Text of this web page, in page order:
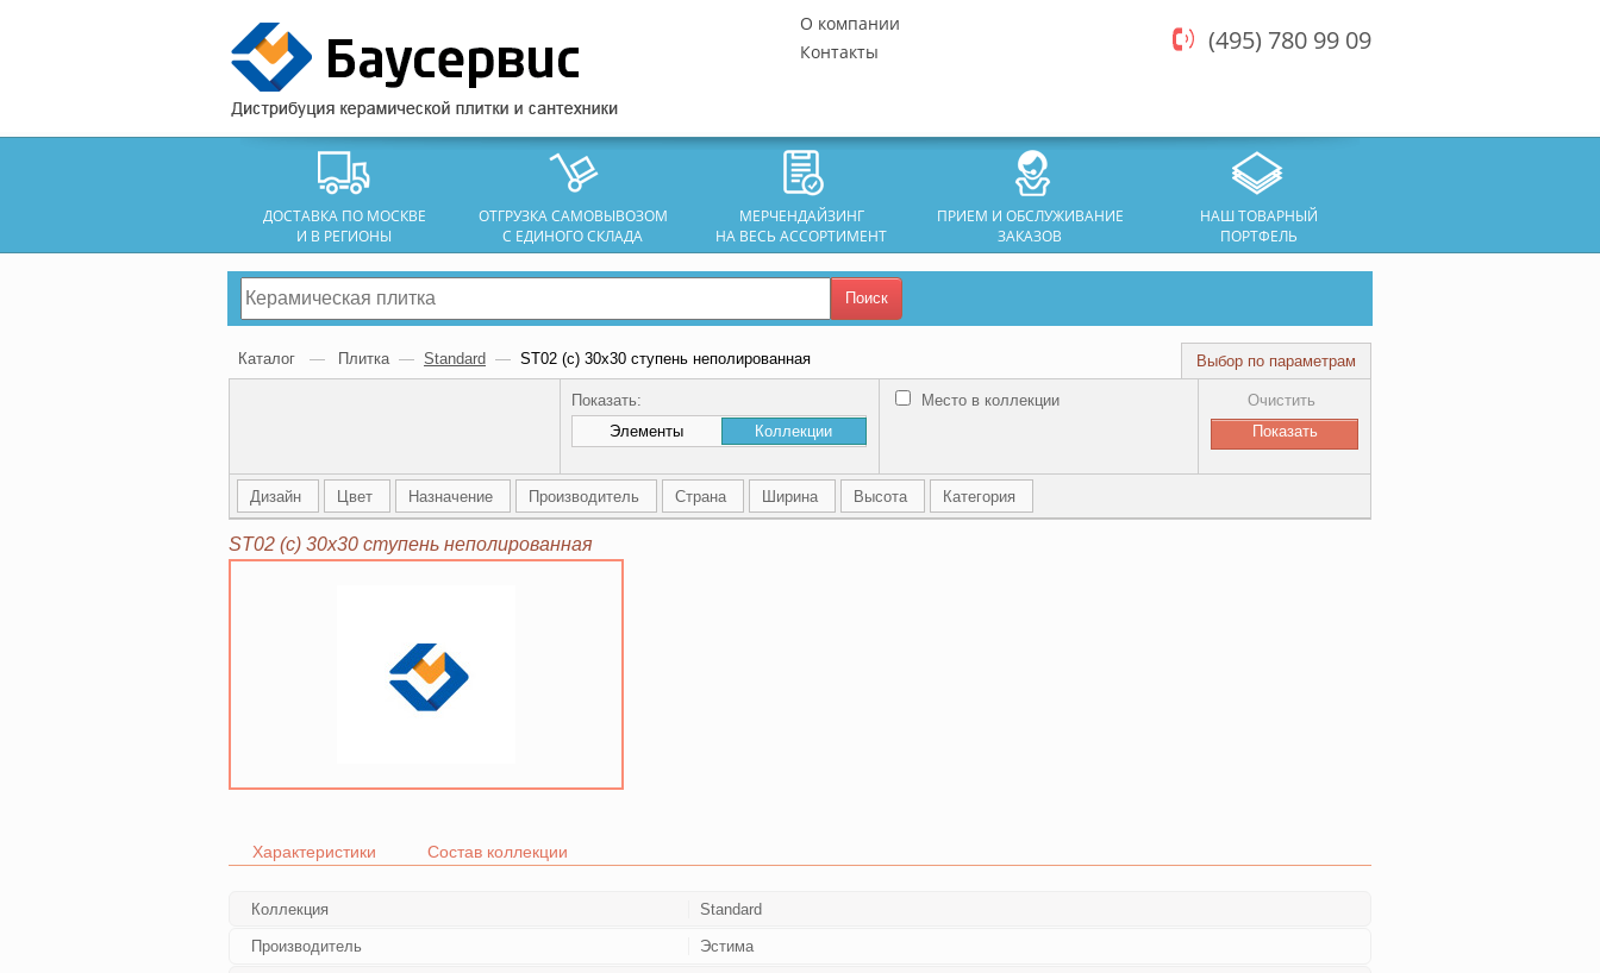
О компании
Контакты
(495) 780 99 09
ДОСТАВКА ПО МОСКВЕ
И В РЕГИОНЫ
ОТГРУЗКА САМОВЫВОЗОМ
С ЕДИНОГО СКЛАДА
МЕРЧЕНДАЙЗИНГ
НА ВЕСЬ АССОРТИМЕНТ
ПРИЕМ И ОБСЛУЖИВАНИЕ
ЗАКАЗОВ
НАШ ТОВАРНЫЙ
ПОРТФЕЛЬ
Поиск
Каталог — Плитка — Standard — ST02 (с) 30х30 ступень неполированная Выбор по параметрам
Показать:
Элементы
Коллекции
Место в коллекции Очистить
Дизайн Цвет Назначение Производитель Страна Ширина Высота Категория
ST02 (с) 30х30 ступень неполированная
Характеристики Состав коллекции
Коллекция Standard
Производитель Эстима